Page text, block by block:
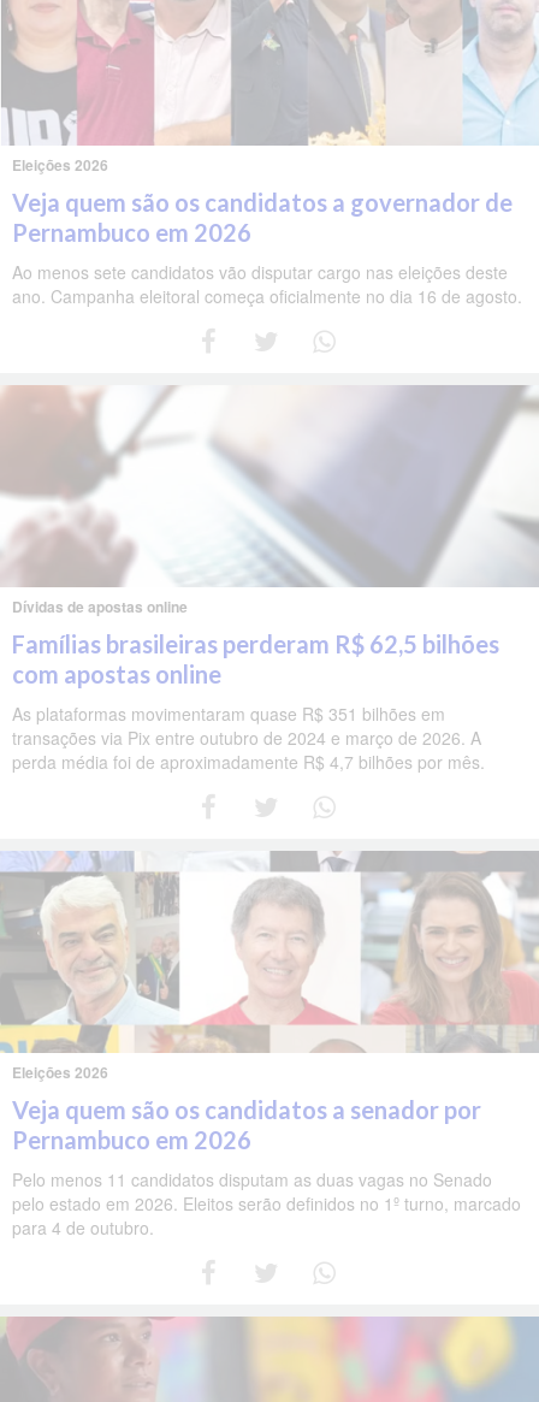
Eleições 2026
Veja quem são os candidatos a governador de
Pernambuco em 2026
Ao menos sete candidatos vão disputar cargo nas eleições deste
ano. Campanha eleitoral começa oficialmente no dia 16 de agosto.
Dívidas de apostas online
Famílias brasileiras perderam R$ 62,5 bilhões
com apostas online
As plataformas movimentaram quase R$ 351 bilhões em
transações via Pix entre outubro de 2024 e março de 2026. A
perda média foi de aproximadamente R$ 4,7 bilhões por mês.
Eleições 2026
Veja quem são os candidatos a senador por
Pernambuco em 2026
Pelo menos 11 candidatos disputam as duas vagas no Senado
pelo estado em 2026. Eleitos serão definidos no 1º turno, marcado
para 4 de outubro.